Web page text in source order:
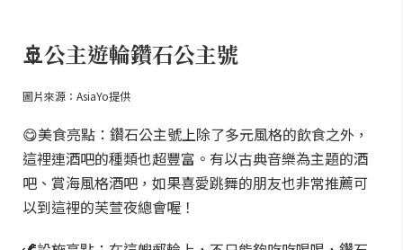
🚢公主遊輪鑽石公主號
圖片來源：AsiaYo提供
😋美食亮點：鑽石公主號上除了多元風格的飲食之外，
這裡連酒吧的種類也超豐富。有以古典音樂為主題的酒
吧、賞海風格酒吧，如果喜愛跳舞的朋友也非常推薦可
以到這裡的芙萱夜總會喔！